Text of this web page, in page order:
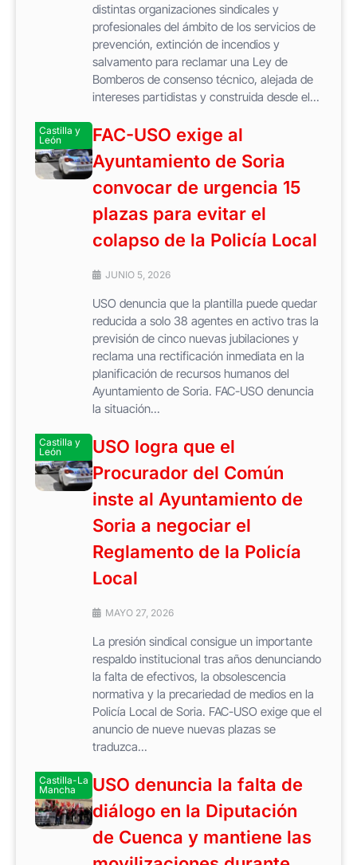
distintas organizaciones sindicales y
profesionales del ámbito de los servicios de
prevención, extinción de incendios y
salvamento para reclamar una Ley de
Bomberos de consenso técnico, alejada de
intereses partidistas y construida desde el...
Castilla y
León
FAC-USO exige al
Ayuntamiento de Soria
convocar de urgencia 15
plazas para evitar el
colapso de la Policía Local
JUNIO 5, 2026
USO denuncia que la plantilla puede quedar
reducida a solo 38 agentes en activo tras la
previsión de cinco nuevas jubilaciones y
reclama una rectificación inmediata en la
planificación de recursos humanos del
Ayuntamiento de Soria. FAC-USO denuncia
la situación...
Castilla y
León
USO logra que el
Procurador del Común
inste al Ayuntamiento de
Soria a negociar el
Reglamento de la Policía
Local
MAYO 27, 2026
La presión sindical consigue un importante
respaldo institucional tras años denunciando
la falta de efectivos, la obsolescencia
normativa y la precariedad de medios en la
Policía Local de Soria. FAC-USO exige que el
anuncio de nueve nuevas plazas se
traduzca...
Castilla-La
Mancha
USO denuncia la falta de
diálogo en la Diputación
de Cuenca y mantiene las